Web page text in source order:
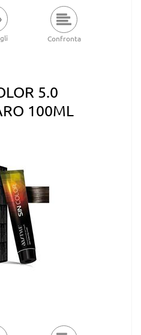
Confronta
5.0
100ML